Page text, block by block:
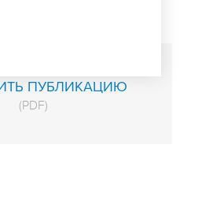
ПУБЛИКАЦИЮ
(PDF)